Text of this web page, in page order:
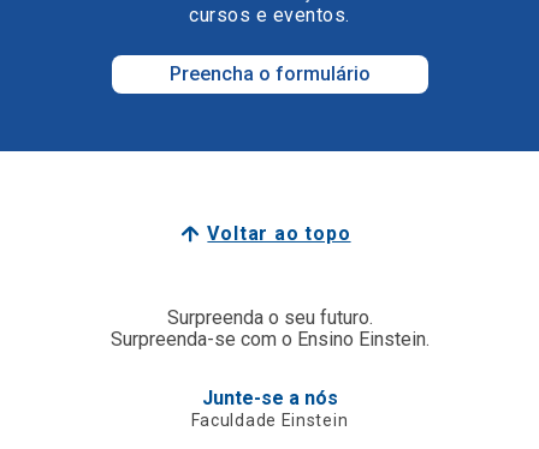
cursos e eventos.
Preencha o formulário
Voltar ao topo
Surpreenda o seu futuro.
Surpreenda-se com o Ensino Einstein.
Junte-se a nós
Faculdade Einstein